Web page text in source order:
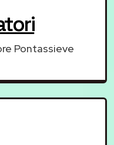
Pontassieve